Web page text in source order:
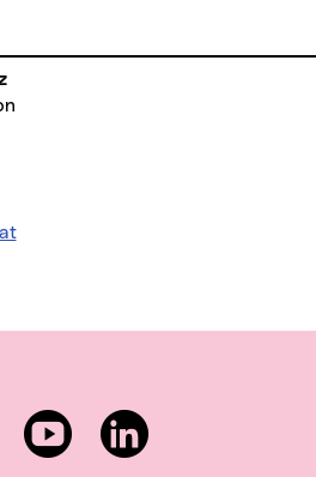
YouTube LinkedIn